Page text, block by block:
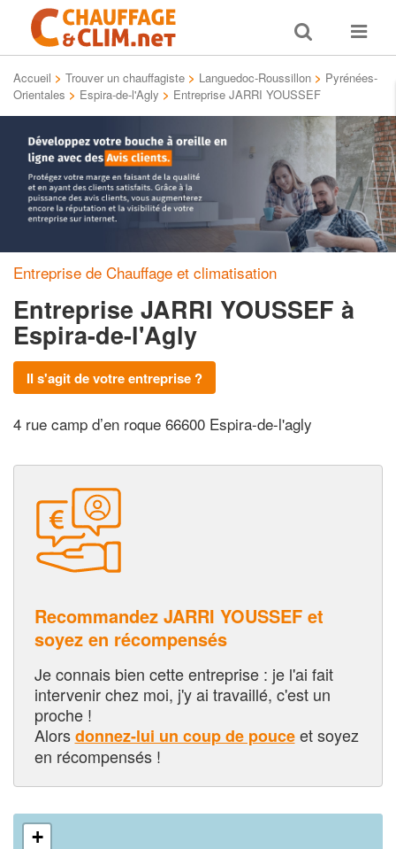
Toggle
search
Toggle
Accueil > Trouver un chauffagiste > Languedoc-Roussillon > Pyrénées-
Orientales > Espira-de-l'Agly > Entreprise JARRI YOUSSEF
Entreprise de Chauffage et climatisation
Entreprise JARRI YOUSSEF à
Espira-de-l'Agly
Il s'agit de votre entreprise ?
4 rue camp d’en roque 66600 Espira-de-l'agly
Recommandez JARRI YOUSSEF et
soyez en récompensés
Je connais bien cette entreprise : je l'ai fait
intervenir chez moi, j'y ai travaillé, c'est un
proche !
Alorsdonnez-lui un coup de pouceet soyez
en récompensés !
+